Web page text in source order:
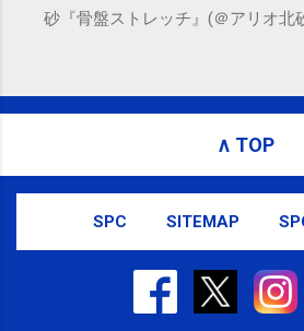
砂『骨盤ストレッチ』(＠アリオ北
subscribed to email updates from
ンディショニング(@SPCstyle) -
Email delivery powered by Google
Amphitheatre Parkway, Mountain
∧ TOP
SPC SITEMAP